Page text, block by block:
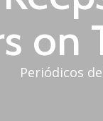
on
Periódicos